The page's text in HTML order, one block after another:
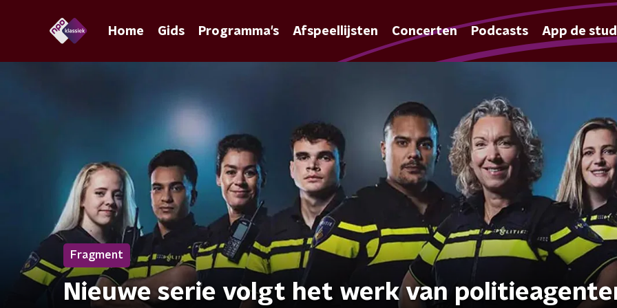
Home Gids Programma's Afspeellijsten Concerten Podcasts App de
Fragment
Nieuwe serie volgt het werk van